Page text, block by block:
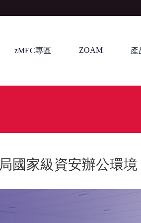
zMEC專區 ZOAM 產
國家級資安辦公環境